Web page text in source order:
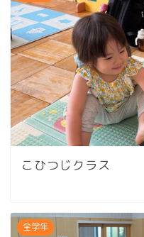
こひつじクラス
全学年